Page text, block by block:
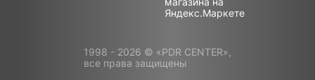
1998 - 2026 © «PDR CENTER»,
все права защищены